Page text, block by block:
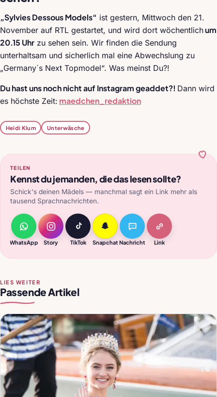
„Sylvies Dessous Models“ ist gestern, Mittwoch den 21.
November auf RTL gestartet, und wird dort wöchentlichum
20.15 Uhr zu sehen sein. Wir finden die Sendung
unterhaltsam und sicherlich mal eine Abwechslung zu
„Germany´s Next Topmodel“. Was meinst Du?!
Du hast uns noch nicht auf Instagram geaddet?! Dann wird
es höchste Zeit: maedchen_redaktion
Heidi Klum Unterwäsche
TEILEN
Kennst du jemanden, die das lesen sollte?
Schick's deinen Mädels — manchmal sagt ein Link mehr als
tausend Sprachnachrichten.
WhatsApp Story TikTok SnapchatNachricht Link
LIES WEITER
Passende Artikel